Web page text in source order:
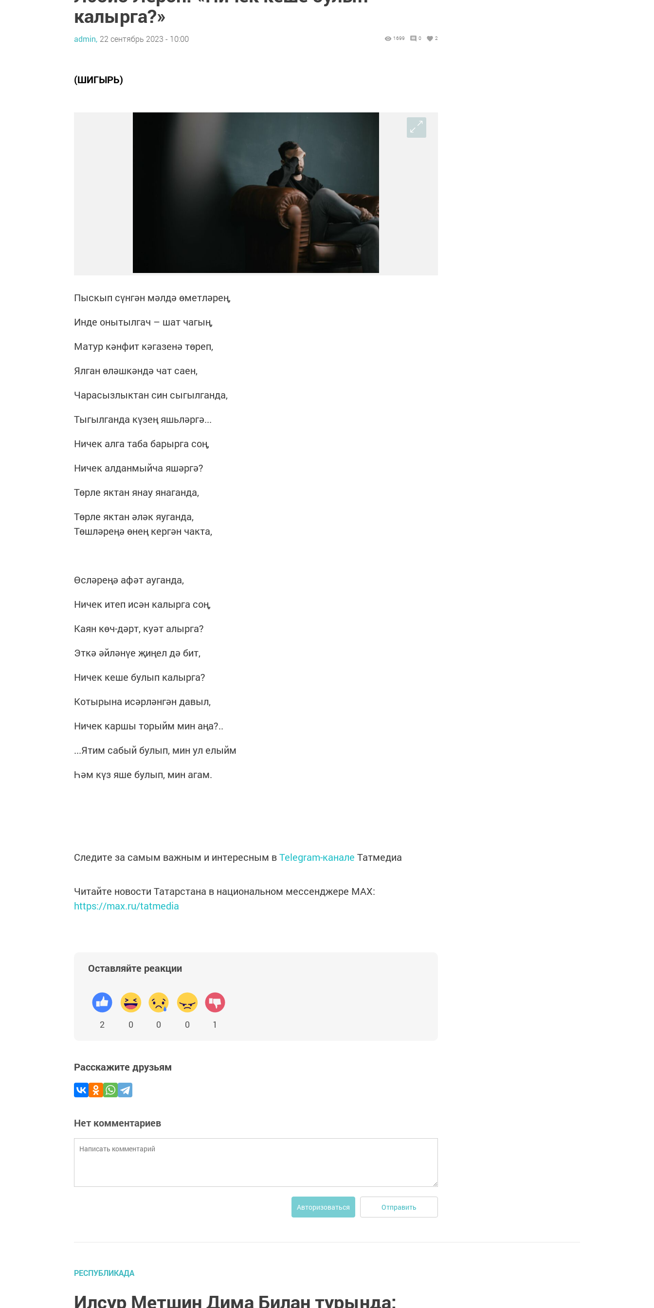
калырга?»
admin, 22 сентябрь 2023 - 10:00 1699 0 2
(ШИГЫРЬ)
Пыскып сүнгән мәлдә өметләрең,
Инде онытылгач – шат чагың,
Матур кәнфит кәгазенә төреп,
Ялган өләшкәндә чат саен,
Чарасызлыктан син сыгылганда,
Тыгылганда күзең яшьләргә...
Ничек алга таба барырга соң,
Ничек алданмыйча яшәргә?
Төрле яктан янау янаганда,
Төрле яктан әләк яуганда,
Төшләреңә өнең кергән чакта,
Өсләреңә афәт ауганда,
Ничек итеп исән калырга соң,
Каян көч-дәрт, куәт алырга?
Эткә әйләнүе җиңел дә бит,
Ничек кеше булып калырга?
Котырына исәрләнгән давыл,
Ничек каршы торыйм мин аңа?..
...Ятим сабый булып, мин ул елыйм
Һәм күз яше булып, мин агам.
Следите за самым важным и интересным вTelegram-канале Татмедиа
Читайте новости Татарстана в национальном мессенджере MАХ:
https://max.ru/tatmedia
Оставляйте реакции
2 0 0 0 1
Расскажите друзьям
Нет комментариев
Авторизоваться Отправить
РЕСПУБЛИКАДА
Илсур Метшин Дима Билан турында: